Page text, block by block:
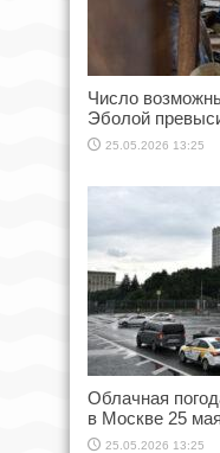
Число
Эболой
25.05.2026 13:25
Облачная
в Москве 25 мая
25.05.2026 13:25